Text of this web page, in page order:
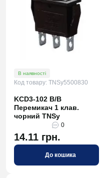
В наявності
Код товару: TNSy5500830
KCD3-102 B/B
Перемикач 1 клав.
чорний TNSy
0
14.11 грн.
До кошика